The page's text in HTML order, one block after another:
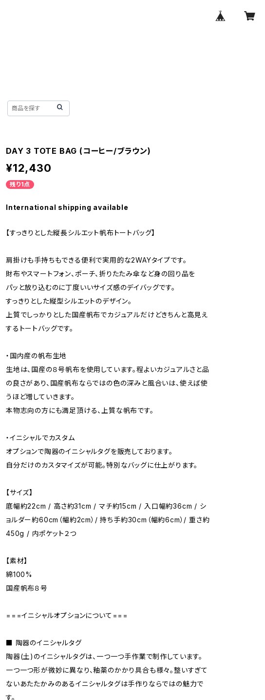
DAY 3 TOTE BAG (コーヒー/ブラウン)
¥12,430
残り1点
International shipping available
【すっきりとした縦長シルエット帆布トートバッグ】
肩掛けも手持ちもできる便利で実用的な2WAYタイプです。
財布やスマートフォン、ポーチ、折りたたみ傘など身の回り品を
パッと放り込むのに丁度いいサイズ感のデイバッグです。
すっきりとした縦型シルエットのデザイン。
上質でしっかりとした国産帆布でカジュアルだけどきちんと高見え
するトートバッグです。
・国内産の帆布生地
生地は、国産の８号帆布を使用しています。程よいカジュアルさと品
の良さがあり、国産帆布ならではの色の深みと風合いは、使えば使
うほど増していきます。
本物志向の方にも満足頂ける、上質な帆布です。
・イニシャルでカスタム
オプションで陶器のイニシャルタグを販売しております。
自分だけのカスタマイズが可能。特別なバッグに仕上がります。
【サイズ】
底幅約22cm / 高さ約31cm / マチ約15cm / 入口幅約36cm / シ
ョルダー約60cm（幅約2cm）/ 持ち手約30cm（幅約6cm）/ 重さ約
450g / 内ポケット２つ
【素材】
綿100%
国産帆布８号
===イニシャルオプションについて===
■ 陶器のイニシャルタグ
陶器(土)のイニシャルタグは、一つ一つ手作業で制作しています。
一つ一つ形が微妙に異なり、釉薬のかかり具合も様々。整いすぎて
ないあたたかみのあるイニシャルタグは手作りならではの魅力で
す。